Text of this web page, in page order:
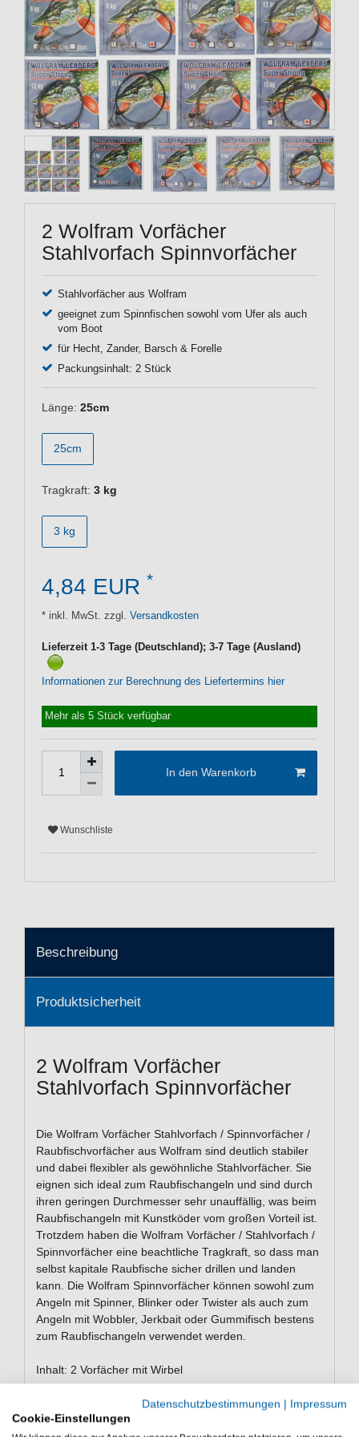
2 Wolfram Vorfächer
Stahlvorfach Spinnvorfächer
Stahlvorfächer aus Wolfram
geeignet zum Spinnfischen sowohl vom Ufer als auch
vom Boot
für Hecht, Zander, Barsch & Forelle
Packungsinhalt: 2 Stück
Länge: 25cm
25cm
Tragkraft: 3 kg
3 kg
4,84 EUR *
* inkl. MwSt. zzgl. Versandkosten
Lieferzeit 1-3 Tage (Deutschland); 3-7 Tage (Ausland)
Informationen zur Berechnung des Liefertermins hier
Mehr als 5 Stück verfügbar
In den Warenkorb
Wunschliste
Beschreibung
Produktsicherheit
2 Wolfram Vorfächer
Stahlvorfach Spinnvorfächer
Die Wolfram Vorfächer Stahlvorfach / Spinnvorfächer /
Raubfischvorfächer aus Wolfram sind deutlich stabiler
und dabei flexibler als gewöhnliche Stahlvorfächer. Sie
eignen sich ideal zum Raubfischangeln und sind durch
ihren geringen Durchmesser sehr unauffällig, was beim
Raubfischangeln mit Kunstköder vom großen Vorteil ist.
Trotzdem haben die Wolfram Vorfächer / Stahlvorfach /
Spinnvorfächer eine beachtliche Tragkraft, so dass man
selbst kapitale Raubfische sicher drillen und landen
kann. Die Wolfram Spinnvorfächer können sowohl zum
Angeln mit Spinner, Blinker oder Twister als auch zum
Angeln mit Wobbler, Jerkbait oder Gummifisch bestens
zum Raubfischangeln verwendet werden.
Inhalt: 2 Vorfächer mit Wirbel
Die Wolfram Vorfächer / Stahlvorfach / Spinnvorfächer
Datenschutzbestimmungen | Impressum
Cookie-Einstellungen